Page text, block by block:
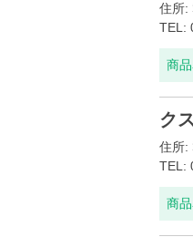
住所:
TEL:
商
ク
住所:
TEL:
商